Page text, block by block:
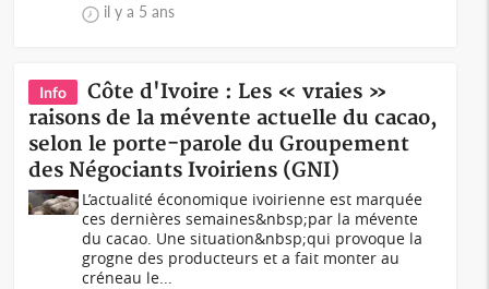
il y a 5 ans
Info
Côte d'Ivoire : Les « vraies »
raisons de la mévente actuelle du cacao,
selon le porte-parole du Groupement
des Négociants Ivoiriens (GNI)
L’actualité économique ivoirienne est marquée
ces dernières semaines&nbsp;par la mévente
du cacao. Une situation&nbsp;qui provoque la
grogne des producteurs et a fait monter au
créneau le...